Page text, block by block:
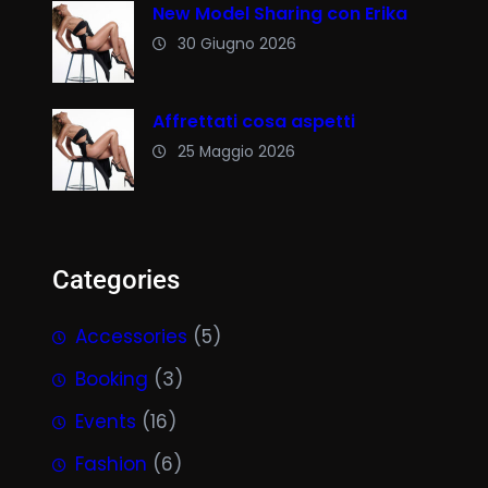
New Model Sharing con Erika
30 Giugno 2026
Affrettati cosa aspetti
25 Maggio 2026
Categories
Accessories (5)
Booking (3)
Events (16)
Fashion (6)